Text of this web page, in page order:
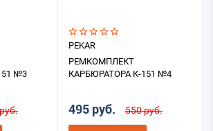
№3
PEKAR
РЕМКОМПЛЕКТ
КАРБЮРАТОРА К-151 №4
495 руб. 550 руб.